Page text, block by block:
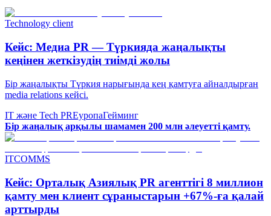
Technology client
Кейс: Медиа PR — Түркияда жаңалықты
кеңінен жеткізудің тиімді жолы
Бір жаңалықты Түркия нарығында кең қамтуға айналдырған
media relations кейсі.
IT және Tech PRЕуропаГейминг
Бір жаңалық арқылы шамамен 200 млн әлеуетті қамту.
ITCOMMS
Кейс: Орталық Азиялық PR агенттігі 8 миллион
қамту мен клиент сұраныстарын +67%-ға қалай
арттырды